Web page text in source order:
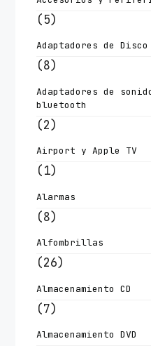
(5)
Adaptadores de
(8)
Adaptadores de
bluetooth
(2)
Airport y Apple TV
(1)
Alarmas
(8)
Alfombrillas
(26)
Almacenamiento CD
(7)
Almacenamiento DVD